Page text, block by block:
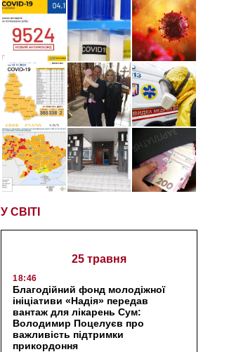
У СВІТІ
25 травня
18:46
Благодійний фонд молодіжної
ініціативи «Надія» передав
вантаж для лікарень Сум:
Володимир Поцелуєв про
важливість підтримки
прикордоння